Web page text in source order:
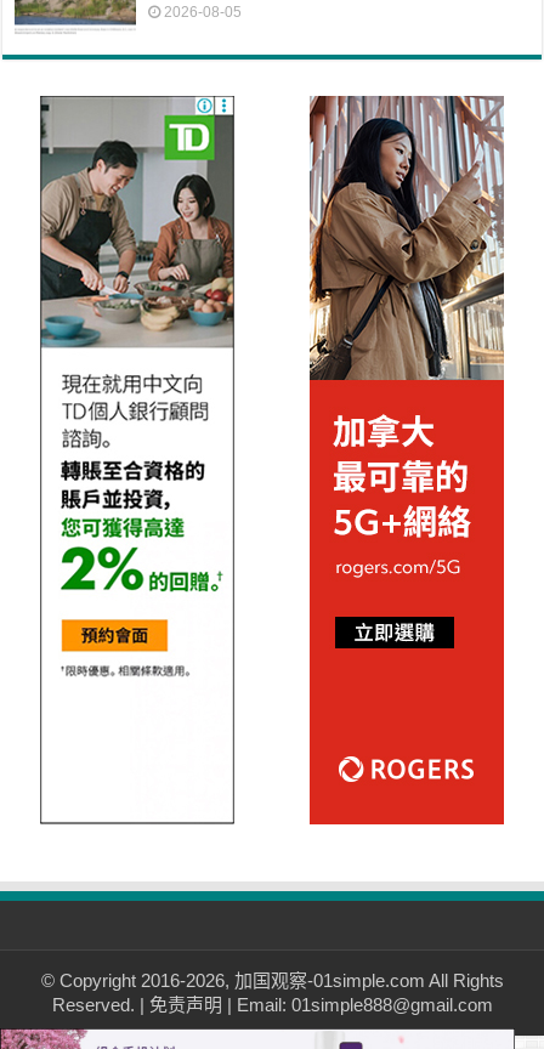
2026-08-05
© Copyright 2016-2026, 加国观察-01simple.com All Rights
Reserved. | 免责声明 | Email: 01simple888@gmail.com